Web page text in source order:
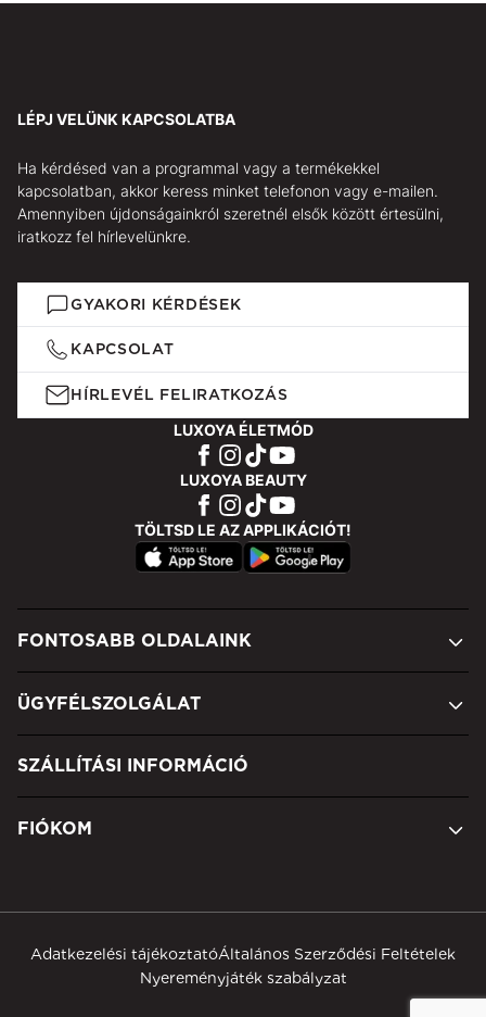
LÉPJ VELÜNK KAPCSOLATBA
Ha kérdésed van a programmal vagy a termékekkel
kapcsolatban, akkor keress minket telefonon vagy e-mailen.
Amennyiben újdonságainkról szeretnél elsők között értesülni,
iratkozz fel hírlevelünkre.
GYAKORI KÉRDÉSEK
KAPCSOLAT
HÍRLEVÉL FELIRATKOZÁS
LUXOYA ÉLETMÓD
LUXOYA BEAUTY
TÖLTSD LE AZ APPLIKÁCIÓT!
FONTOSABB OLDALAINK
ÜGYFÉLSZOLGÁLAT
SZÁLLÍTÁSI INFORMÁCIÓ
FIÓKOM
Adatkezelési tájékoztatóÁltalános Szerződési Feltételek
Nyereményjáték szabályzat